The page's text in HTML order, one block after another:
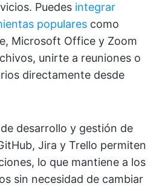
Puedes integrar
populares como
Microsoft Office y Zoom
unirte a reuniones o
directamente desde
desarrollo y gestión de
Jira y Trello permiten
lo que mantiene a los
sin necesidad de cambiar